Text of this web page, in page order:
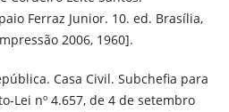
Ferraz Junior. 10. ed. Brasília,
2006, 1960].
Casa Civil. Subchefia para
Lei nº 4.657, de 4 de setembro